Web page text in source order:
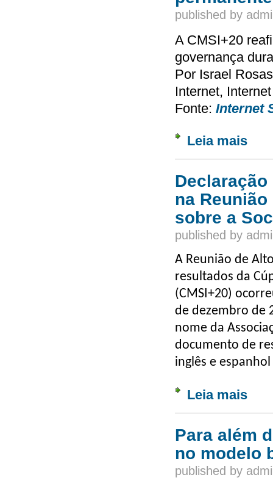
published by
A CMSI+20
governança
Por Israel
Internet,
Fonte: Internet
Leia mais
Declaração
na
sobre a
published by
A Reunião de
resultados da
(CMSI+20)
de dezembro de
nome da
documento de
inglês e
Leia mais
Para além
no modelo
published by